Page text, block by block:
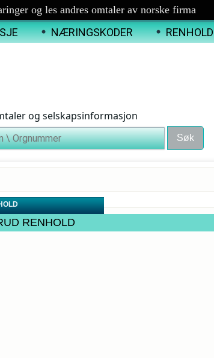
og les andres omtaler av norske firma
NÆRINGSKODER RENHOLD
og selskapsinformasjon
RENHOLD